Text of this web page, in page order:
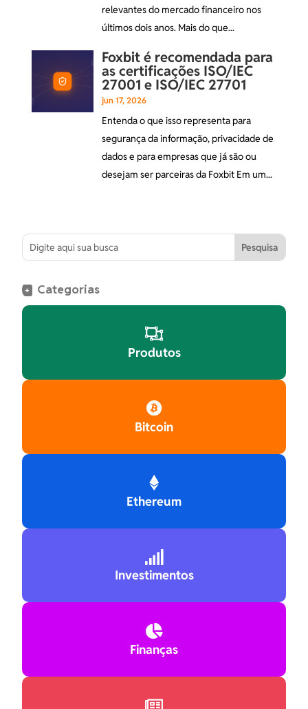
relevantes do mercado financeiro nos
últimos dois anos. Mais do que...
Foxbit é recomendada para
as certificações ISO/IEC
27001 e ISO/IEC 27701
jun 17, 2026
Entenda o que isso representa para
segurança da informação, privacidade de
dados e para empresas que já são ou
desejam ser parceiras da Foxbit Em um...
+ Categorias

Produtos

Bitcoin

Ethereum

Investimentos

Finanças
